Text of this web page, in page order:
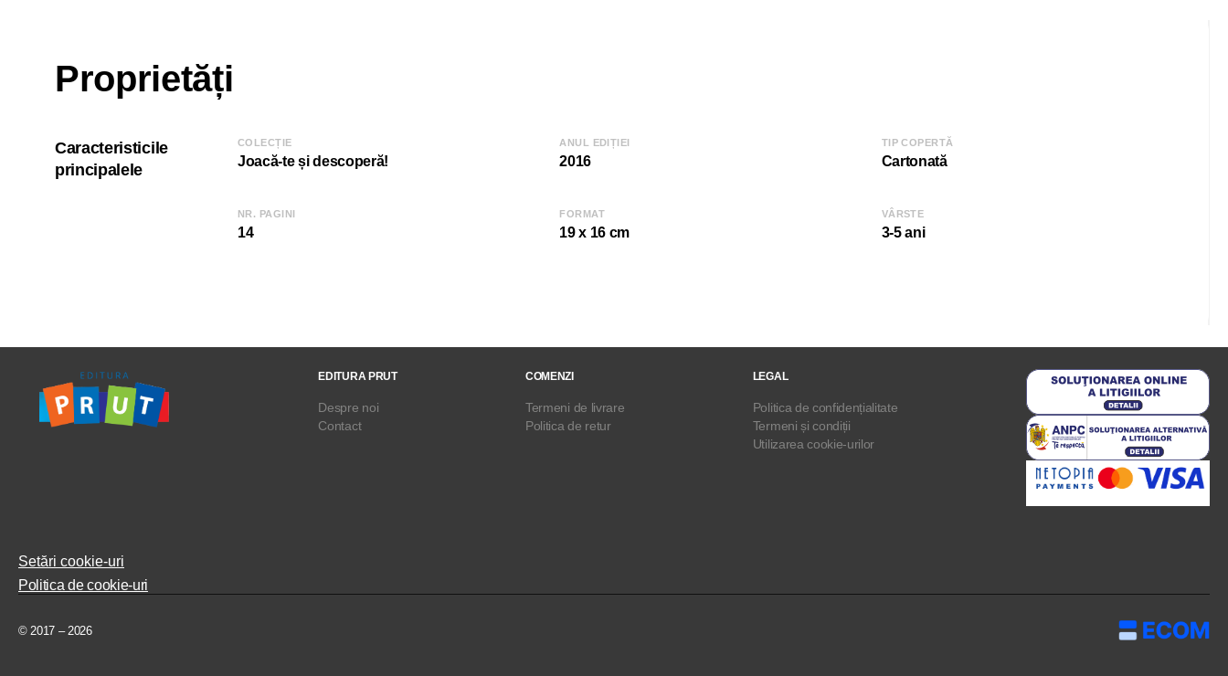
Proprietăți
Caracteristicile
principalele
COLECȚIE
Joacă-te și descoperă!
ANUL EDIȚIEI
2016
TIP COPERTĂ
Cartonată
NR. PAGINI
14
FORMAT
19 x 16 cm
VÂRSTE
3-5 ani
EDITURA PRUT
Despre noi
Contact
COMENZI
Termeni de livrare
Politica de retur
LEGAL
Politica de confidențialitate
Termeni și condiții
Utilizarea cookie-urilor
Setări cookie-uri
Politica de cookie-uri
© 2017 – 2026